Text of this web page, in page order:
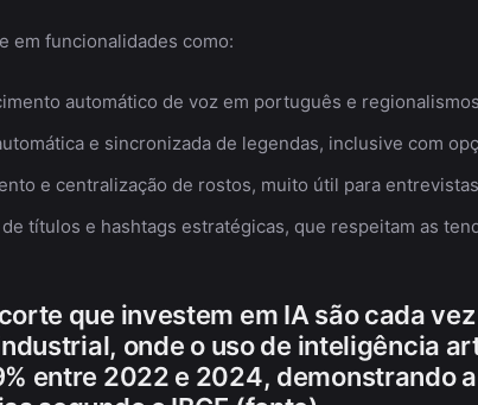
em funcionalidades como:
automático de voz em português e
e sincronizada de legendas, inclusive com
e centralização de rostos, muito útil para
títulos e hashtags estratégicas, que respeitam as
que investem em IA são cada
onde o uso de inteligência
entre 2022 e 2024, demonstrando